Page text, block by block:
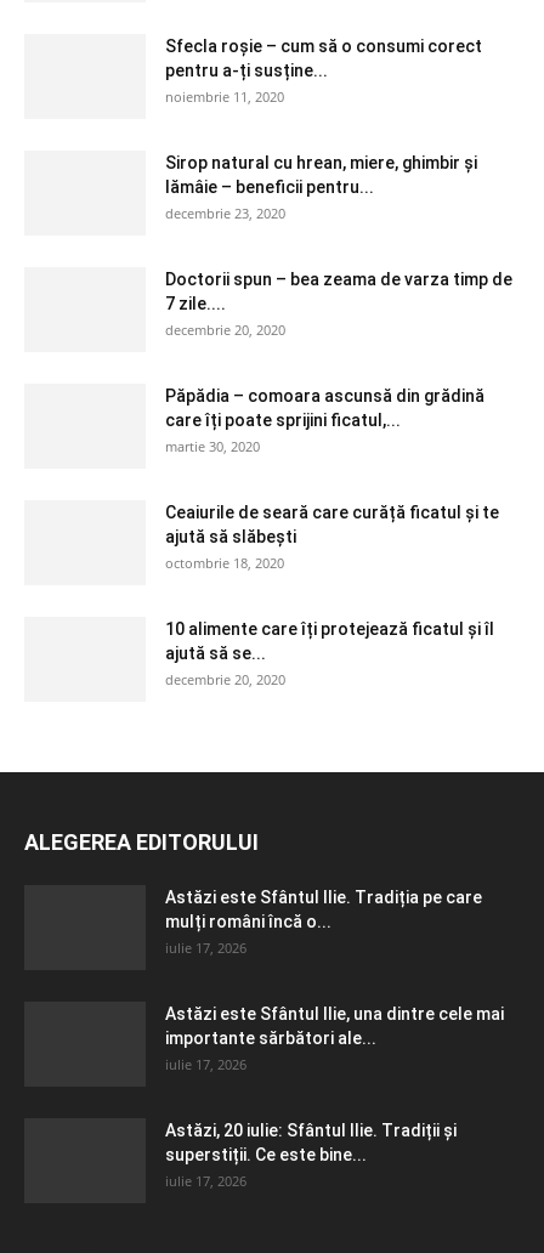
Sfecla roșie – cum să o consumi corect
pentru a-ți susține...
noiembrie 11, 2020
Sirop natural cu hrean, miere, ghimbir și
lămâie – beneficii pentru...
decembrie 23, 2020
Doctorii spun – bea zeama de varza timp de
7 zile....
decembrie 20, 2020
Păpădia – comoara ascunsă din grădină
care îți poate sprijini ficatul,...
martie 30, 2020
Ceaiurile de seară care curăță ficatul și te
ajută să slăbești
octombrie 18, 2020
10 alimente care îți protejează ficatul și îl
ajută să se...
decembrie 20, 2020
ALEGEREA EDITORULUI
Astăzi este Sfântul Ilie. Tradiția pe care
mulți români încă o...
iulie 17, 2026
Astăzi este Sfântul Ilie, una dintre cele mai
importante sărbători ale...
iulie 17, 2026
Astăzi, 20 iulie: Sfântul Ilie. Tradiții și
superstiții. Ce este bine...
iulie 17, 2026